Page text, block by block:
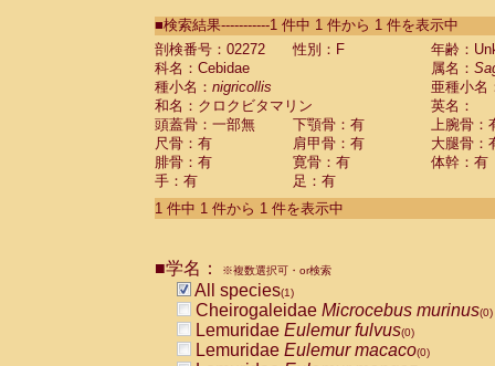
CebidaeSaguinus labiatus(0)
Cebidae Saguinus leucopus (0)
Cebidae
CebidaeSaguinus mystax
CebidaeSaguinus nigricollis (1)
Cebidae Saguinus oedipus
Cebidae Saguinus weddelli
Cebidae Saguinusspp.
Cebidae Aotus trivirgatus
Cebidae Cebus albifrons
CebidaeCebus nigrivittatus
CebidaeCebus
CebidaeSaimiri boliviensis(0)
CebidaeSaimiri sciureus(0)
AtelidaeAlouatta caraya(0)
■検索結果-----------1 件中 1 件から 1 件を表示中
剖検番号：02272
性別：F
年齢：
科名：Cebidae
属名：
種小名： nigricollis
亜種小名
和名：クロクビタマリン
英名：
頭蓋骨：一部無
下顎骨：有
上腕骨：
尺骨：有
肩甲骨：有
大腿骨：
腓骨：有
寛骨：有
体幹：有
手：有
足：有
1 件中 1 件から 1 件を表示中
■学名： ※複数選択可・or検索
All species(1)
Cheirogaleidae Microcebus murinus(0)
Lemuridae Eulemur fulvus(0)
Lemuridae Eulemur macaco(0)